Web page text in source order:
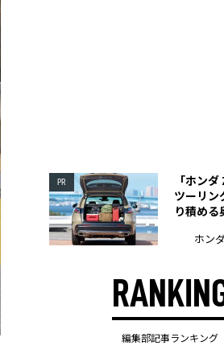
PR
「ホン
ツーリン
り積める
ホン
編集部記事ランキング